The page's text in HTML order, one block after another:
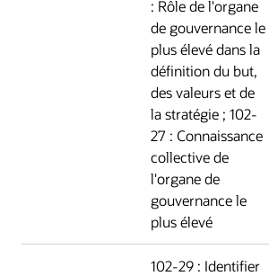
: Rôle de l'organe
de gouvernance le
plus élevé dans la
définition du but,
des valeurs et de
la stratégie ; 102-
27 : Connaissance
collective de
l'organe de
gouvernance le
plus élevé
102-29 : Identifier